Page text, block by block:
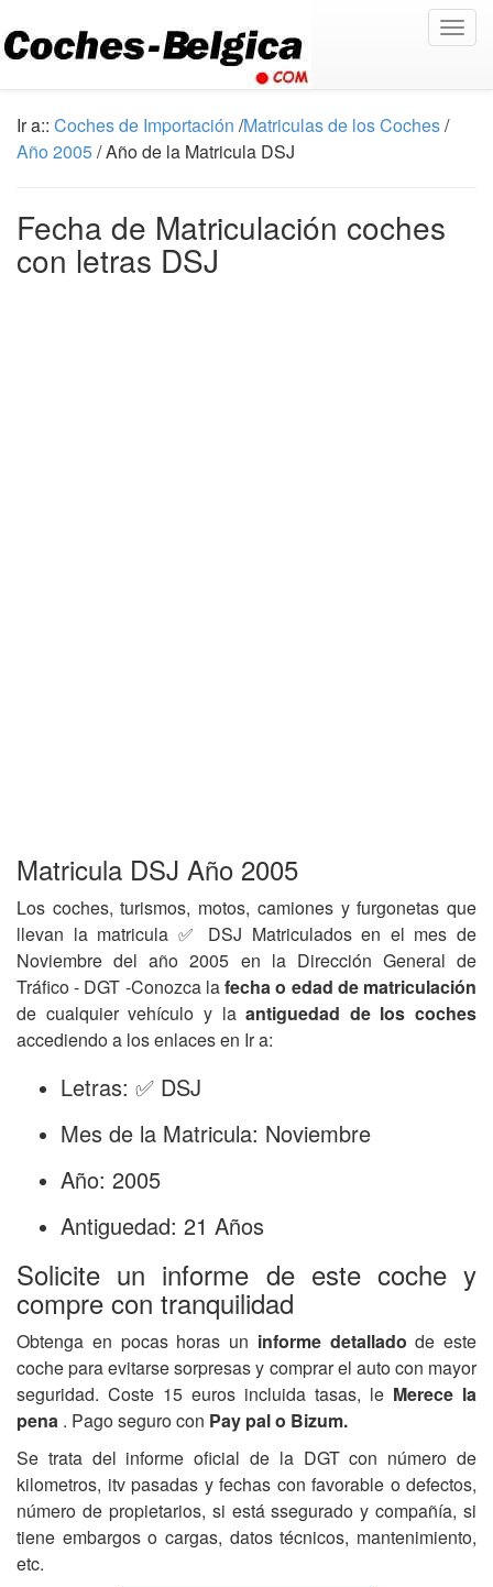
Ir a:: Coches de Importación /Matriculas de los Coches/
Año 2005/ Año de la Matricula DSJ
Fecha de Matriculación coches
con letras DSJ
Matricula DSJ Año 2005
Los coches, turismos, motos, camiones y furgonetas que
llevan la matricula ✅ DSJ Matriculados en el mes de
Noviembre del año 2005 en la Dirección General de
Tráfico - DGT -Conozca lafecha o edad de matriculación
de cualquier vehículo y laantiguedad de los coches
accediendo a los enlaces en Ir a:
Letras: ✅ DSJ
Mes de la Matricula: Noviembre
Año: 2005
Antiguedad: 21 Años
Solicite un informe de este coche y
compre con tranquilidad
Obtenga en pocas horas un informe detalladode este
coche para evitarse sorpresas y comprar el auto con mayor
seguridad. Coste 15 euros incluida tasas, le Merece la
pena . Pago seguro con Pay pal o Bizum.
Se trata del informe oficial de la DGT con número de
kilometros, itv pasadas y fechas con favorable o defectos,
número de propietarios, si está ssegurado y compañía, si
tiene embargos o cargas, datos técnicos, mantenimiento,
etc.